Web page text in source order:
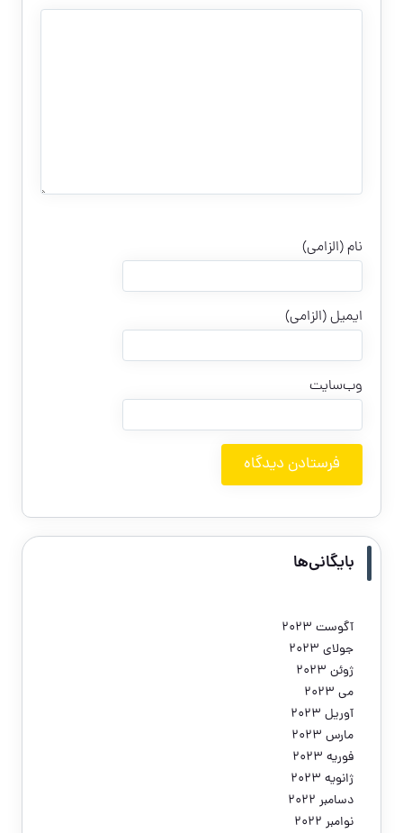
نام (الزامی)
ایمیل (الزامی)
وب‌سایت
بایگانی‌ها
آگوست 2023
جولای 2023
ژوئن 2023
می 2023
آوریل 2023
مارس 2023
فوریه 2023
ژانویه 2023
دسامبر 2022
نوامبر 2022